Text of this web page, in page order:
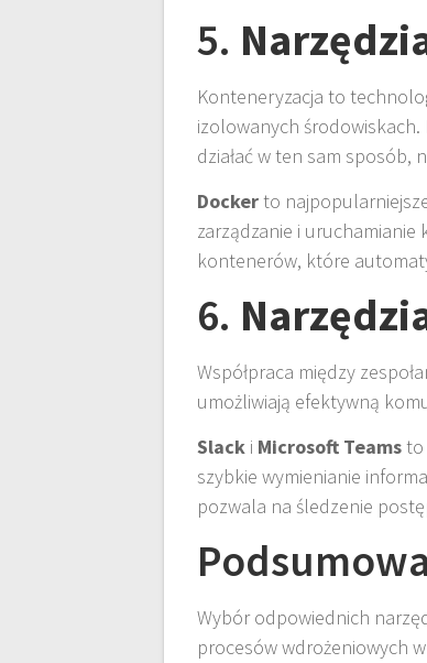
5.
Konteneryzacja to
izolowanych
działać w ten sam sposób,
Dockerto
zarządzanie i uruchamianie
kontenerów, które
6.
Współpraca między
umożliwiają efektywną
Slack i Microsoft Teamsto
szybkie wymienianie
pozwala na śledzenie
Wybór odpowiednich
procesów wdrożeniowych